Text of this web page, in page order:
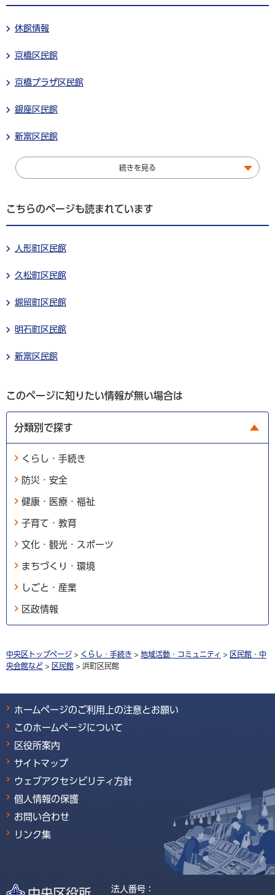
休館情報
京橋区民館
京橋プラザ区民館
銀座区民館
新富区民館
続きを見る
こちらのページも読まれています
人形町区民館
久松町区民館
堀留町区民館
明石町区民館
新富区民館
このページに知りたい情報が無い場合は
分類別で探す
くらし・手続き
防災・安全
健康・医療・福祉
子育て・教育
文化・観光・スポーツ
まちづくり・環境
しごと・産業
区政情報
中央区トップページ > くらし・手続き > 地域活動・コミュニティ > 区民館・中
央会館など > 区民館 > 浜町区民館
ホームページのご利用上の注意とお願い
このホームページについて
区役所案内
サイトマップ
ウェブアクセシビリティ方針
個人情報の保護
お問い合わせ
リンク集
法人番号：